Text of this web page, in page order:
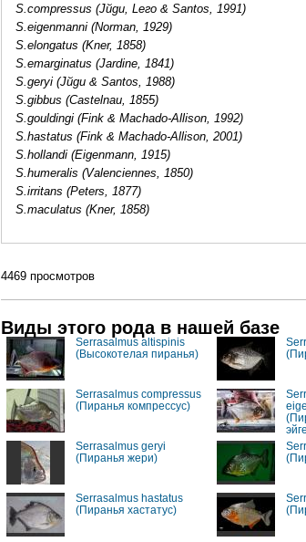
S.compressus (Jйgu, Leгo & Santos, 1991)
S.eigenmanni (Norman, 1929)
S.elongatus (Kner, 1858)
S.emarginatus (Jardine, 1841)
S.geryi (Jйgu & Santos, 1988)
S.gibbus (Castelnau, 1855)
S.gouldingi (Fink & Machado-Allison, 1992)
S.hastatus (Fink & Machado-Allison, 2001)
S.hollandi (Eigenmann, 1915)
S.humeralis (Valenciennes, 1850)
S.irritans (Peters, 1877)
S.maculatus (Kner, 1858)
4469 просмотров
Виды этого рода в нашей базе
Serrasalmus altispinis
(Высокотелая пиранья)
Serrasalmus compressus
(Пиранья компрессус)
Serrasalmus geryi
(Пиранья жери)
Serrasalmus hastatus
(Пиранья хастатус)